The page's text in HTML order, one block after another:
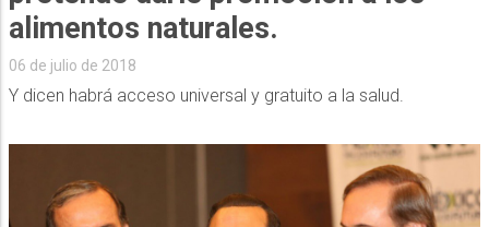
alimentos naturales.
06 de julio de 2018
Y dicen habrá acceso universal y gratuito a la salud.